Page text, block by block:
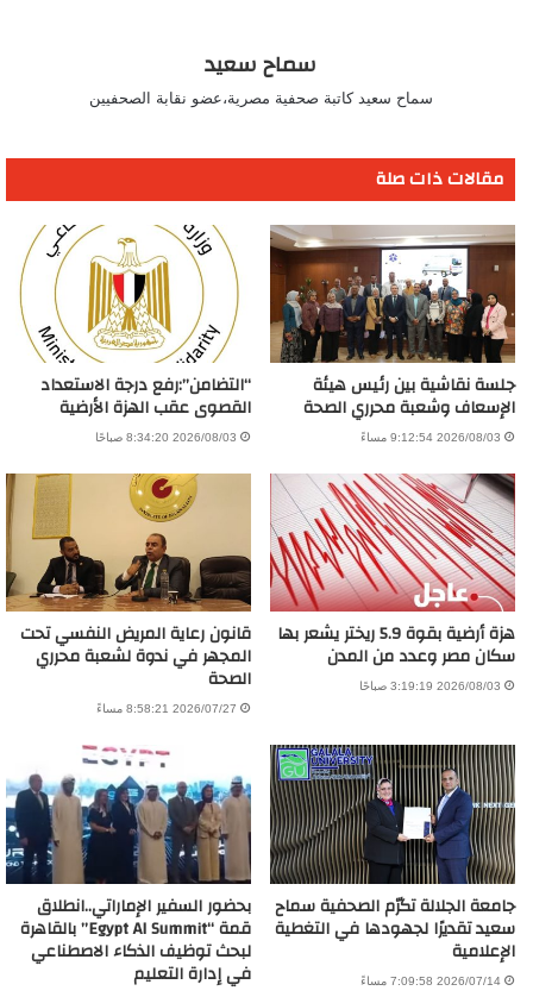
سماح سعيد
سماح سعيد كاتبة صحفية مصرية،عضو نقابة الصحفيين
مقالات ذات صلة
جلسة نقاشية بين رئيس هيئة
الإسعاف وشعبة محرري الصحة
2026/08/03 9:12:54 مساءً
“التضامن”:رفع درجة الاستعداد
القصوى عقب الهزة الأرضية
2026/08/03 8:34:20 صباحًا
هزة أرضية بقوة 5.9 ريختر يشعر بها
سكان مصر وعدد من المدن
2026/08/03 3:19:19 صباحًا
قانون رعاية المريض النفسي تحت
المجهر في ندوة لشعبة محرري
الصحة
2026/07/27 8:58:21 مساءً
جامعة الجلالة تكرّم الصحفية سماح
سعيد تقديرًا لجهودها في التغطية
الإعلامية
2026/07/14 7:09:58 مساءً
بحضور السفير الإماراتي..انطلاق
قمة “Egypt AI Summit” بالقاهرة
لبحث توظيف الذكاء الاصطناعي
في إدارة التعليم